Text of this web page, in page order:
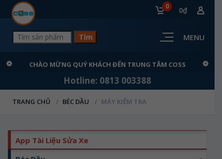
0 0₫
MENU
CHÀO MỪNG QUÝ KHÁCH ĐẾN TRUNG TÂM COSS
Hotline: 0813 003388
TRANG CHỦ BÉC DẦU MÁY KIỂM TRA
App Tài Liệu Sửa Xe